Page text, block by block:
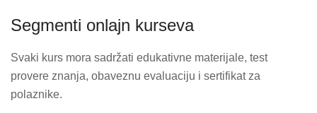
Segmenti onlajn kurseva
Svaki kurs mora sadržati edukativne materijale, test
provere znanja, obaveznu evaluaciju i sertifikat za
polaznike.